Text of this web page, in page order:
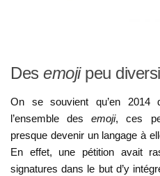
Des emojipeu
On se souvient qu’en 2014
l’ensemble desemoji, ces
presque devenir un langage à
En effet, une pétition avait
signatures dans le but d’y